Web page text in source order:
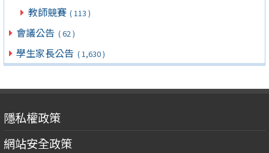
教師競賽 ( 113 )
會議公告 ( 62 )
學生家長公告 ( 1,630 )
隱私權政策
網站安全政策